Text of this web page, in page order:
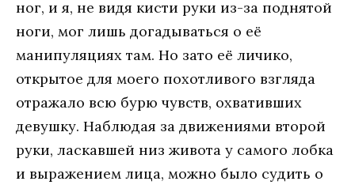
ног, и я, не видя кисти руки из-за поднятой
ноги, мог лишь догадываться о её
манипуляциях там. Но зато её личико,
открытое для моего похотливого взгляда
отражало всю бурю чувств, охвативших
девушку. Наблюдая за движениями второй
руки, ласкавшей низ живота у самого лобка
и выражением лица, можно было судить о